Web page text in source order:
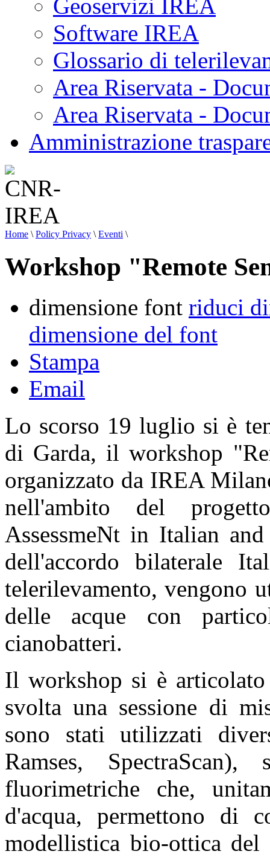
Geoservizi IREA
Software IREA
Glossario di
Area Riservata -
Area Riservata -
Amministrazione
Home \ Policy Privacy \ Eventi \
Workshop "Remote
dimensione font riduci
dimensione del font
Stampa
Email
Lo scorso 19 luglio si è
di Garda, il workshop
organizzato da IREA
nell'ambito del
AssessmeNt in Italian
dell'accordo bilaterale
telerilevamento, vengono
delle acque con
cianobatteri.
Il workshop si è
svolta una sessione di
sono stati utilizzati
Ramses,
fluorimetriche che,
d'acqua, permettono di
modellistica bio-ottica